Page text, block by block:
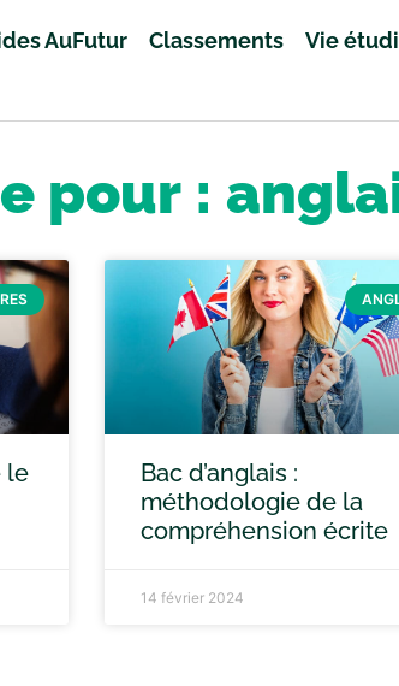
AuFutur Classements Vie
pour :
le
Bac d’anglais :
méthodologie de la
compréhension écrite
14 février 2024